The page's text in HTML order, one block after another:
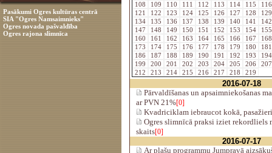
Pasākumi Ogres kultūras centrā
SIA "Ogres Namsaimnieks"
Ogres novada pašvaldība
Ogres rajona slimnīca
108
109 110 111 112 113 114 115
121
122 123 124 125 126 127 128
134
135 136 137 138 139 140 141
147
148 149 150 151 152 153 154
160
161 162 163 164 165 166 167
173
174 175 176 177 178 179 180
186
187 188 189 190 191 192 193
199
200 201 202 203 204 205 206
212
213 214 215 216 217 218 219
2016-07-18
Pārvaldīšanas un apsaimniekošanas
ar PVN 21%[0]
Kvadriciklam iebraucot kokā,
Ogres slimnīcā praksi iziet rekordliels
skaits[0]
2016-07-17
Ar plašu programmu Jumpravā